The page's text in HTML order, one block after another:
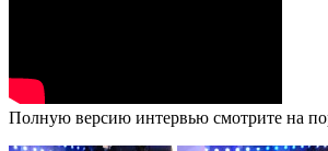
Полную версию интервью смотрите на